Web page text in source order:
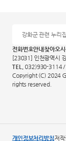
전화번호안내 찾아오
[23031] 인천광역시
TEL.
032)930-3114 /
Copyright (C) 2024
rights reserved.
강화군 관련 누리집
개인정보처리방침저작